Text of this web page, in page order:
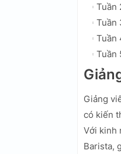
Tuần
Tuần
Tuần
Tuần
Giảng
có kiến
Với kinh
Barista,